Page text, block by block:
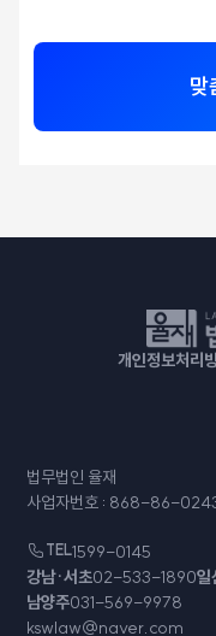
맞
개인정보처리
법무법인 율재
사업자번호 : 868-86-
TEL1599-0145
강남·서초02-533-1890일
남양주031-569-9978
kswlaw@naver.com